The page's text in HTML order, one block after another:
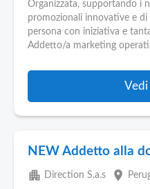
Organizzata, supportando i
promozionali innovative e
persona con iniziativa e
Addetto/a marketing
NEW Addetto alla
apartment Direction S.a.s place